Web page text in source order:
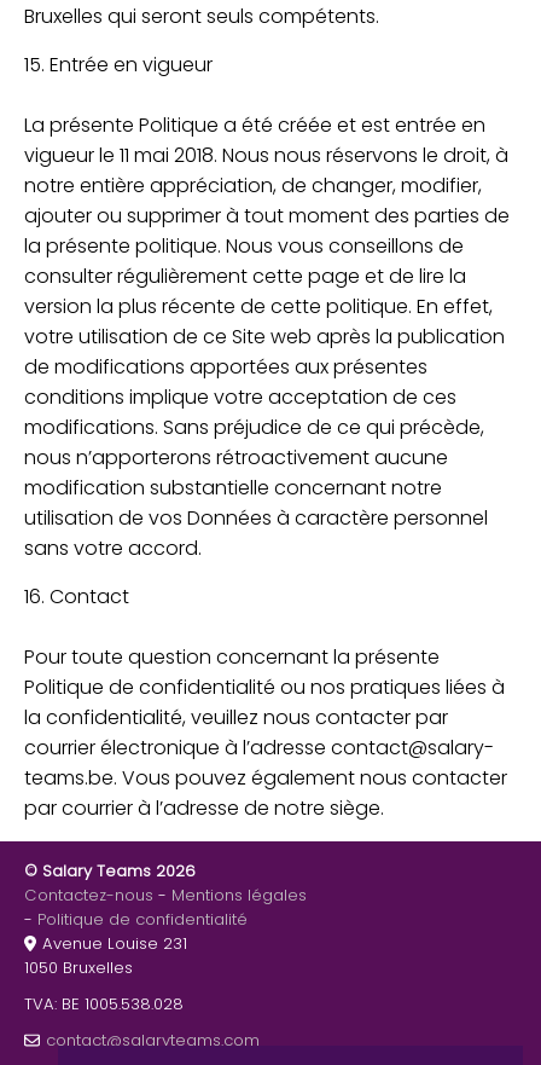
Bruxelles qui seront seuls compétents.
15. Entrée en vigueur
La présente Politique a été créée et est entrée en
vigueur le 11 mai 2018. Nous nous réservons le droit, à
notre entière appréciation, de changer, modifier,
ajouter ou supprimer à tout moment des parties de
la présente politique. Nous vous conseillons de
consulter régulièrement cette page et de lire la
version la plus récente de cette politique. En effet,
votre utilisation de ce Site web après la publication
de modifications apportées aux présentes
conditions implique votre acceptation de ces
modifications. Sans préjudice de ce qui précède,
nous n’apporterons rétroactivement aucune
modification substantielle concernant notre
utilisation de vos Données à caractère personnel
sans votre accord.
16. Contact
Pour toute question concernant la présente
Politique de confidentialité ou nos pratiques liées à
la confidentialité, veuillez nous contacter par
courrier électronique à l’adresse contact@salary-
teams.be. Vous pouvez également nous contacter
par courrier à l’adresse de notre siège.
© Salary Teams 2026
Contactez-nous
Mentions légales
Politique de confidentialité
Avenue Louise 231
1050 Bruxelles
TVA: BE 1005.538.028
contact@salaryteams.com